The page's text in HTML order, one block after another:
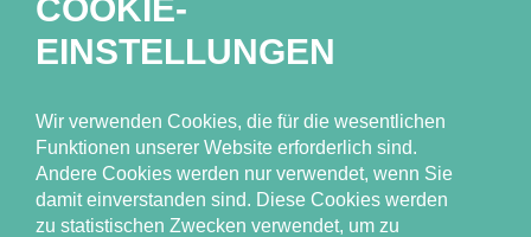
COOKIE-
EINSTELLUNGEN
Wir verwenden Cookies, die für die wesentlichen
Funktionen unserer Website erforderlich sind.
Andere Cookies werden nur verwendet, wenn Sie
damit einverstanden sind. Diese Cookies werden
zu statistischen Zwecken verwendet, um zu
Unser Team
Ressourcen
Publikationen
Neuigkeiten & Events